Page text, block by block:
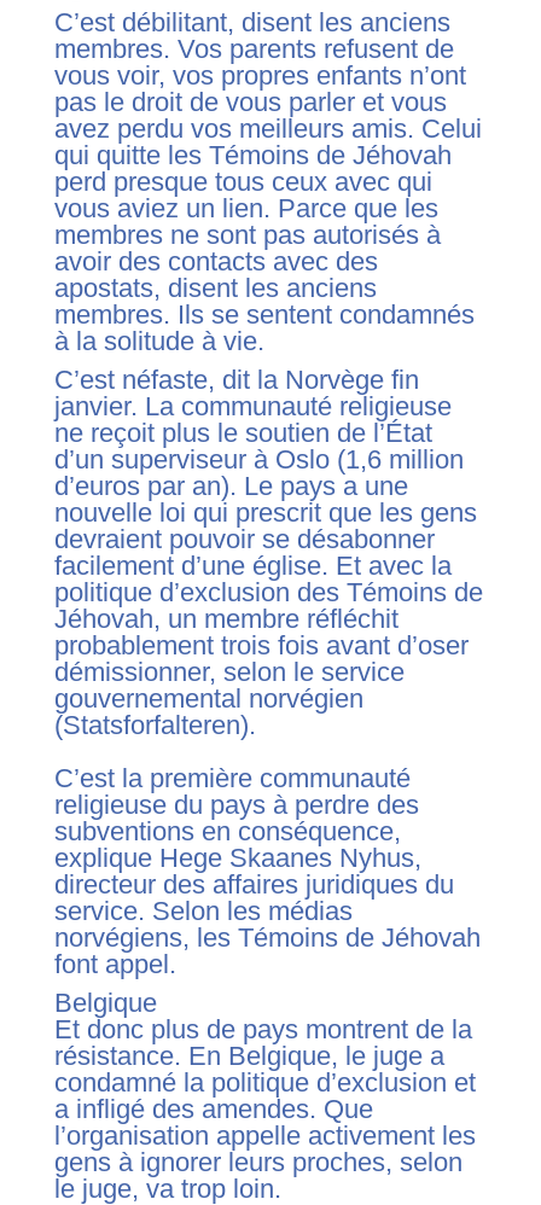
C’est débilitant, disent les anciens
membres. Vos parents refusent de
vous voir, vos propres enfants n’ont
pas le droit de vous parler et vous
avez perdu vos meilleurs amis. Celui
qui quitte les Témoins de Jéhovah
perd presque tous ceux avec qui
vous aviez un lien. Parce que les
membres ne sont pas autorisés à
avoir des contacts avec des
apostats, disent les anciens
membres. Ils se sentent condamnés
à la solitude à vie.
C’est néfaste, dit la Norvège fin
janvier. La communauté religieuse
ne reçoit plus le soutien de l’État
d’un superviseur à Oslo (1,6 million
d’euros par an). Le pays a une
nouvelle loi qui prescrit que les gens
devraient pouvoir se désabonner
facilement d’une église. Et avec la
politique d’exclusion des Témoins de
Jéhovah, un membre réfléchit
probablement trois fois avant d’oser
démissionner, selon le service
gouvernemental norvégien
(Statsforfalteren).
C’est la première communauté
religieuse du pays à perdre des
subventions en conséquence,
explique Hege Skaanes Nyhus,
directeur des affaires juridiques du
service. Selon les médias
norvégiens, les Témoins de Jéhovah
font appel.
Belgique
Et donc plus de pays montrent de la
résistance. En Belgique, le juge a
condamné la politique d’exclusion et
a infligé des amendes. Que
l’organisation appelle activement les
gens à ignorer leurs proches, selon
le juge, va trop loin.